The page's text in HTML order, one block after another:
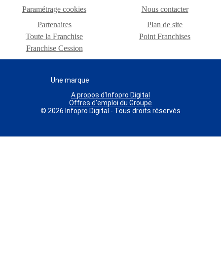
Paramétrage cookies
Nous contacter
Partenaires
Plan de site
Toute la Franchise
Point Franchises
Franchise Cession
Une marque
A propos d'Infopro Digital
Offres d'emploi du Groupe
© 2026 Infopro Digital - Tous droits réservés